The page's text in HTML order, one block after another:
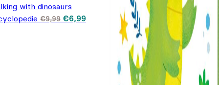
with dinosaurs
€9,99 Oorspronkelijke prijs was: €9,99.
€6,99Huidige prijs is: €6,99.